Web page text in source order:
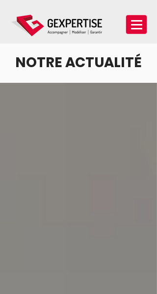
NOTRE ACTUALITÉ